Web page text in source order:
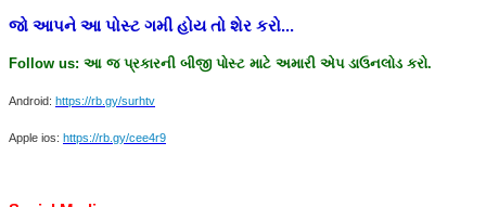
જો આપને આ પોસ્ટ ગમી હોય તો શેર કરો...
Follow us: આ જ પ્રકારની બીજી પોસ્ટ માટે અમારી એપ ડાઉનલોડ કરો.
Android: https://rb.gy/surhtv
Apple ios: https://rb.gy/cee4r9